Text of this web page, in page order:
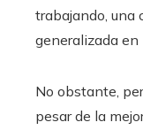
trabajando, una
generalizada en
No obstante,
pesar de la